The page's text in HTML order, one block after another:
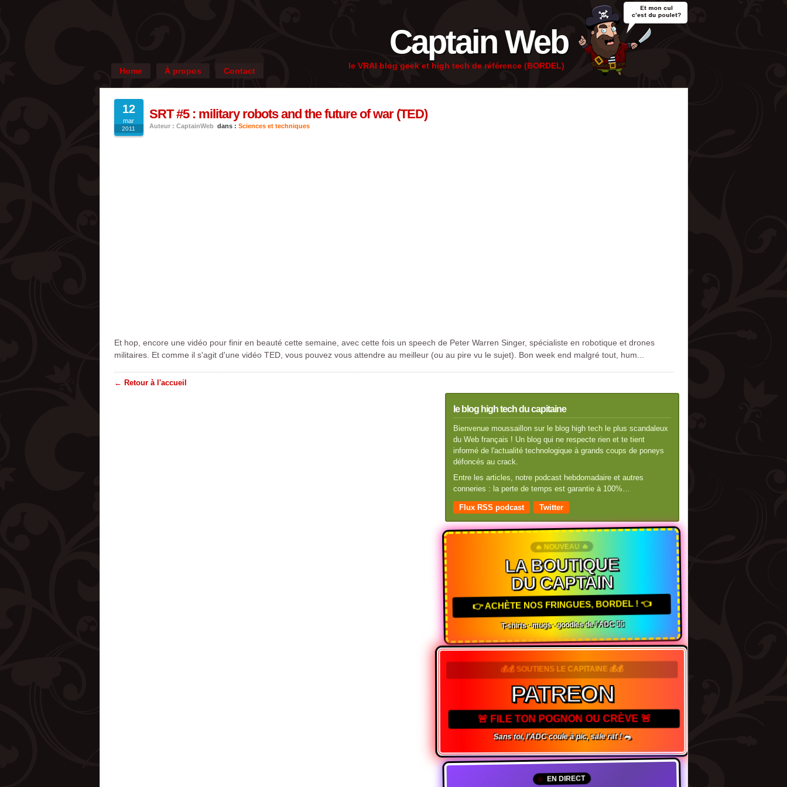
Captain Web
le VRAI blog geek et high tech de référence (BORDEL)
Home À propos Contact
12
mar
2011
SRT #5 : military robots and the future of war (TED)
Auteur : CaptainWeb dans : Sciences et techniques
Et hop, encore une vidéo pour finir en beauté cette semaine, avec cette fois un speech de Peter Warren Singer, spécialiste en robotique et drones
militaires. Et comme il s'agit d'une vidéo TED, vous pouvez vous attendre au meilleur (ou au pire vu le sujet). Bon week end malgré tout, hum...
← Retour à l'accueil
le blog high tech du capitaine
Bienvenue moussaillon sur le blog high tech le plus scandaleux
du Web français ! Un blog qui ne respecte rien et te tient
informé de l'actualité technologique à grands coups de poneys
défoncés au crack.
Entre les articles, notre podcast hebdomadaire et autres
conneries : la perte de temps est garantie à 100%…
Flux RSS podcast Twitter
🔥 NOUVEAU 🔥
LA BOUTIQUE
DU CAPTAIN
👉 ACHÈTE NOS FRINGUES, BORDEL ! 👈
T-shirts · mugs · goodies de l'ADC 🏴‍☠️
💰💰 SOUTIENS LE CAPITAINE 💰💰
PATREON
🚨 FILE TON POGNON OU CRÈVE 🚨
Sans toi, l'ADC coule à pic, sale rat ! 🐀
EN DIRECT